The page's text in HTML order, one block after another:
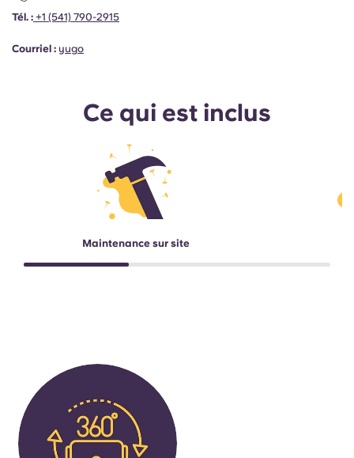
Tél. : +1 (541) 790-2915
Courriel : yugo
Ce qui est inclus
Maintenance sur site